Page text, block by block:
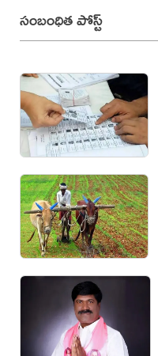
సంబంధిత పోస్ట్